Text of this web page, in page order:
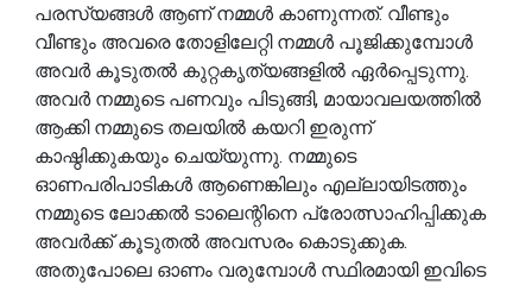
പരസ്യങ്ങൾ ആണ് നമ്മൾ കാണുന്നത്. വീണ്ടും
വീണ്ടും അവരെ തോളിലേറ്റി നമ്മൾ പൂജിക്കുമ്പോൾ
അവർ കൂടുതൽ കുറ്റകൃത്യങ്ങളിൽ ഏർപ്പെടുന്നു.
അവർ നമ്മുടെ പണവും പിടുങ്ങി, മായാവലയത്തിൽ
ആക്കി നമ്മുടെ തലയിൽ കയറി ഇരുന്ന്
കാഷ്ഠിക്കുകയും ചെയ്യുന്നു. നമ്മുടെ
ഓണപരിപാടികൾ ആണെങ്കിലും എല്ലായിടത്തും
നമ്മുടെ ലോക്കൽ ടാലെന്റിനെ പ്രോത്സാഹിപ്പിക്കുക
അവർക്ക് കൂടുതൽ അവസരം കൊടുക്കുക.
അതുപോലെ ഓണം വരുമ്പോൾ സ്ഥിരമായി ഇവിടെ